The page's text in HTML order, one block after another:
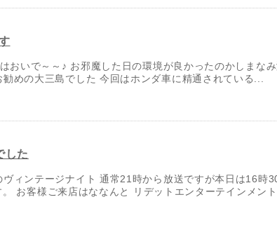
いで～～♪ お邪魔した日の環境が良かったのかしまな
めの大三島でした 今回はホンダ車に精通されている...
した
ィンテージナイト 通常21時から放送ですが本日は16時
お客様ご来店はななんと リデットエンターテインメン